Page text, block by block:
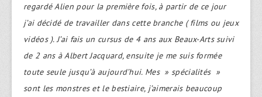
regardé Alien pour la première fois, à partir de ce jour
j’ai décidé de travailler dans cette branche ( films ou jeux
vidéos ). J’ai fais un cursus de 4 ans aux Beaux-Arts suivi
de 2 ans à Albert Jacquard, ensuite je me suis formée
toute seule jusqu’à aujourd’hui. Mes » spécialités »
sont les monstres et le bestiaire, j’aimerais beaucoup